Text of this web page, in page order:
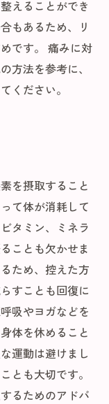
えることができ
もあるため、リ
です。 痛みに対
方法を参考に、
ください。
を摂取すること
て体が消耗して
タミン、ミネラ
ことも欠かせま
ため、控えた方
すことも回復に
吸やヨガなどを
体を休めること
運動は避けまし
とも大切です。
るためのアドバ